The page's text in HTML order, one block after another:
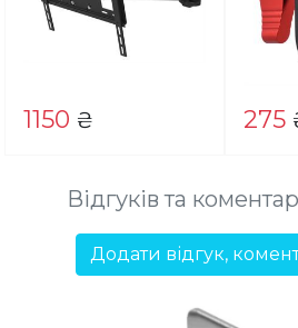
1150 ₴ 275
Відгуків та
Додати відгук,